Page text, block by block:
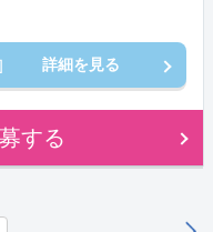
詳細を見る
する